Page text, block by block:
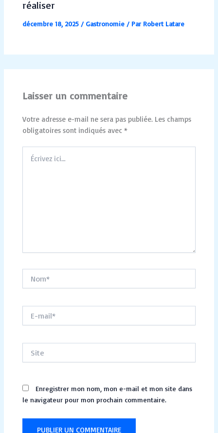
réaliser
décembre 18, 2025 / Gastronomie/ Par Robert Latare
Laisser un commentaire
Votre adresse e-mail ne sera pas publiée. Les champs
obligatoires sont indiqués avec *
ici…
mail*
Enregistrer mon nom, mon e-mail et mon site dans
le navigateur pour mon prochain commentaire.